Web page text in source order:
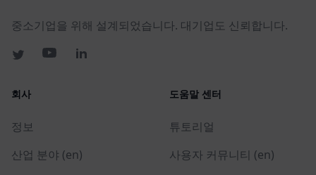
중소기업을 위해 설계되었습니다. 대기업도 신뢰합니다.
회사
정보
산업 분야 (en)
도움말 센터
튜토리얼
사용자 커뮤니티 (en)